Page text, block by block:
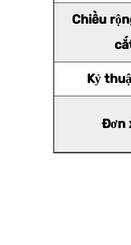
Chiều
Kỷ
Đơn